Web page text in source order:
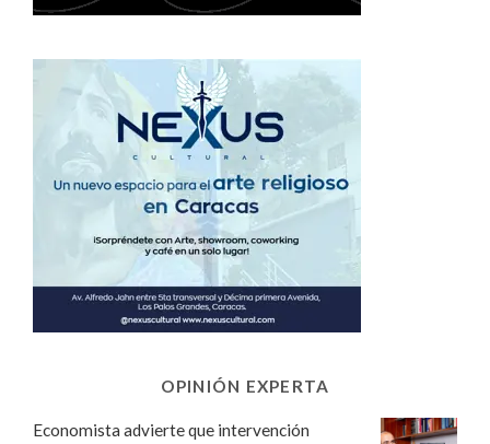
OPINIÓN EXPERTA
Economista advierte que intervención